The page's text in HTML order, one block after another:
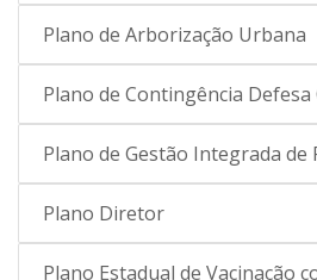
Plano de Arborização Urbana
Plano de Contingência Defesa
Plano de Gestão Integrada de
Plano Diretor
Plano Estadual de Vacinação